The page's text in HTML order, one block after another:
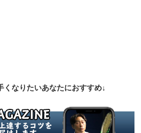
なりたいあなたにおすすめ↓